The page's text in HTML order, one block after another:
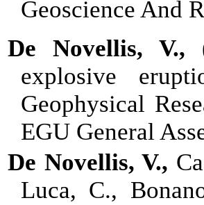
Geoscience And
De Novellis, V.,
explosive
Geophysical
EGU General
De Novellis, V.,
Luca, C.,